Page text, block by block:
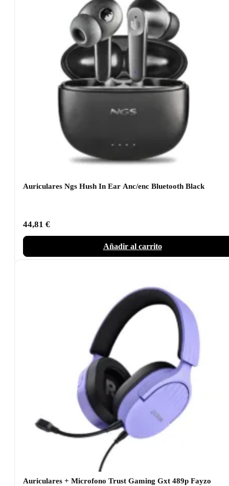
Auriculares Ngs Hush In Ear Anc/enc Bluetooth Black
44,81 €
Añadir al carrito
Auriculares + Microfono Trust Gaming Gxt 489p Fayzo